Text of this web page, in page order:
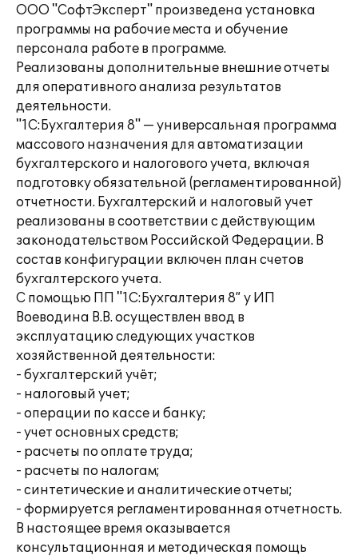
ООО "СофтЭксперт" произведена установка
программы на рабочие места и обучение
персонала работе в программе.
Реализованы дополнительные внешние отчеты
для оперативного анализа результатов
деятельности.
"1С:Бухгалтерия 8" — универсальная программа
массового назначения для автоматизации
бухгалтерского и налогового учета, включая
подготовку обязательной (регламентированной)
отчетности. Бухгалтерский и налоговый учет
реализованы в соответствии с действующим
законодательством Российской Федерации. В
состав конфигурации включен план счетов
бухгалтерского учета.
С помощью ПП "1С:Бухгалтерия 8” у ИП
Воеводина В.В. осуществлен ввод в
эксплуатацию следующих участков
хозяйственной деятельности:
- бухгалтерский учёт;
- налоговый учет;
- операции по кассе и банку;
- учет основных средств;
- расчеты по оплате труда;
- расчеты по налогам;
- синтетические и аналитические отчеты;
- формируется регламентированная отчетность.
В настоящее время оказывается
консультационная и методическая помощь